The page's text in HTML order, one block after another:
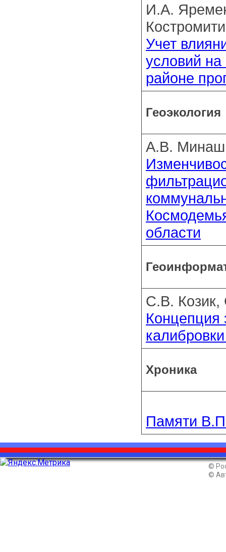
И.А.
Учет
условий
районе
Геоэкология
А.В.
области
С.В.
Концепция
Хроника
Памяти
©
©